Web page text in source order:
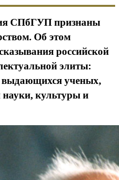
СПбГУП признаны
Об этом
российской
элиты:
ученых,
науки, культуры и